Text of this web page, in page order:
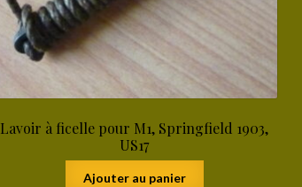
Lavoir à ficelle pour M1, Springfield 1903,
US17
Ajouter au panier